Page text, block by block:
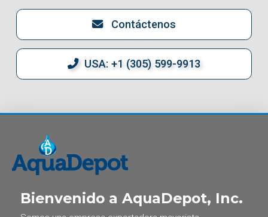
Contáctenos
USA: +1 (305) 599-9913
Bienvenido a AquaDepot, Inc.